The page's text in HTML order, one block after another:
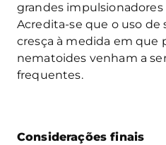
grandes impulsionadores
Acredita-se que o uso de
cresça à medida em que
nematoides venham a
frequentes.
Considerações finais